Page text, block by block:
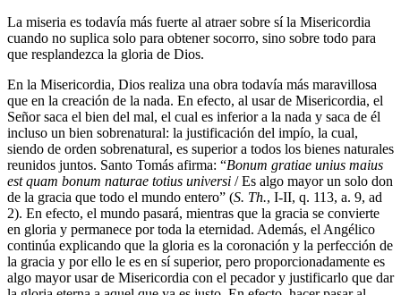
La miseria es todavía más fuerte al atraer sobre sí la Misericordia
cuando no suplica solo para obtener socorro, sino sobre todo para
que resplandezca la gloria de Dios.
En la Misericordia, Dios realiza una obra todavía más maravillosa
que en la creación de la nada. En efecto, al usar de Misericordia, el
Señor saca el bien del mal, el cual es inferior a la nada y saca de él
incluso un bien sobrenatural: la justificación del impío, la cual,
siendo de orden sobrenatural, es superior a todos los bienes naturales
reunidos juntos. Santo Tomás afirma: “Bonum gratiae unius maius
est quam bonum naturae totius universi / Es algo mayor un solo don
de la gracia que todo el mundo entero” (S. Th., I-II, q. 113, a. 9, ad
2). En efecto, el mundo pasará, mientras que la gracia se convierte
en gloria y permanece por toda la eternidad. Además, el Angélico
continúa explicando que la gloria es la coronación y la perfección de
la gracia y por ello le es en sí superior, pero proporcionadamente es
algo mayor usar de Misericordia con el pecador y justificarlo que dar